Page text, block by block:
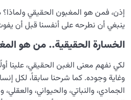
الابتلاء والامتحان في مسيرة الحياة
الشيطان… العدوّ المبين
الأمراض الخفية للروح
معرفة الجنة والنار
إذن، فمن هو المغبون الحقيقي
ينبغي أن نطرحه على أنفسنا قبل أن
الخسارة الحقيقية.. من هو
لكي نفهم معنى الغبن الحقيقي، علينا
وغاية وجوده. كما شرحنا سابقاً، لكل
الجمادي، والنباتي، والحيواني، والعقلي،